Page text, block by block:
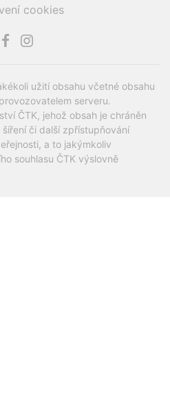
cookies
užití obsahu včetné obsahu
serveru.
ČTK, jehož obsah je chráněn
či další zpřístupňování
a to jakýmkoliv
souhlasu ČTK výslovně